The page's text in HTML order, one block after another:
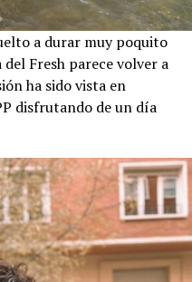
a durar muy poquito
Fresh parece volver a
ha sido vista en
disfrutando de un día